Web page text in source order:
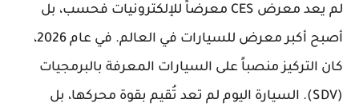
لم يعد معرض CES معرضاً للإلكترونيات فحسب، بل
أصبح أكبر معرض للسيارات في العالم. في عام 2026،
كان التركيز منصباً على السيارات المعرفة بالبرمجيات
(SDV)
. السيارة اليوم لم تعد تُقيم بقوة محركها، بل